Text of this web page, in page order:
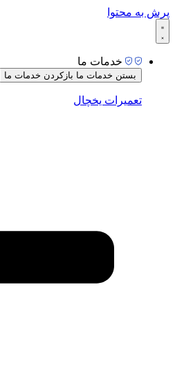
پرش به محتوا
خدمات ما
بستن خدمات ما بازکردن خدمات ما
تعمیرات یخچال